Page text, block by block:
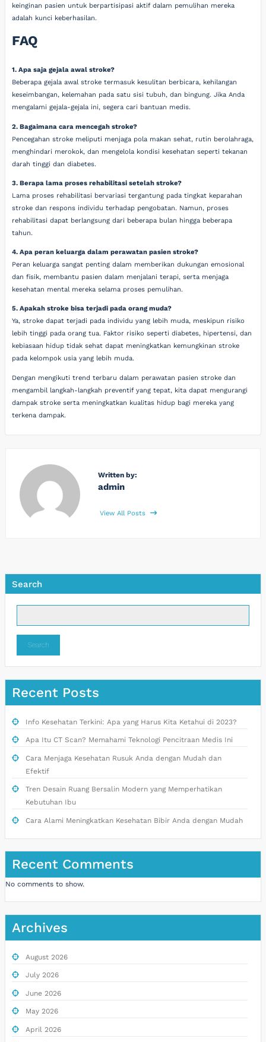
keinginan pasien untuk berpartisipasi aktif dalam pemulihan mereka
adalah kunci keberhasilan.
FAQ
1. Apa saja gejala awal stroke?
Beberapa gejala awal stroke termasuk kesulitan berbicara, kehilangan
keseimbangan, kelemahan pada satu sisi tubuh, dan bingung. Jika Anda
mengalami gejala-gejala ini, segera cari bantuan medis.
2. Bagaimana cara mencegah stroke?
Pencegahan stroke meliputi menjaga pola makan sehat, rutin berolahraga,
menghindari merokok, dan mengelola kondisi kesehatan seperti tekanan
darah tinggi dan diabetes.
3. Berapa lama proses rehabilitasi setelah stroke?
Lama proses rehabilitasi bervariasi tergantung pada tingkat keparahan
stroke dan respons individu terhadap pengobatan. Namun, proses
rehabilitasi dapat berlangsung dari beberapa bulan hingga beberapa
tahun.
4. Apa peran keluarga dalam perawatan pasien stroke?
Peran keluarga sangat penting dalam memberikan dukungan emosional
dan fisik, membantu pasien dalam menjalani terapi, serta menjaga
kesehatan mental mereka selama proses pemulihan.
5. Apakah stroke bisa terjadi pada orang muda?
Ya, stroke dapat terjadi pada individu yang lebih muda, meskipun risiko
lebih tinggi pada orang tua. Faktor risiko seperti diabetes, hipertensi, dan
kebiasaan hidup tidak sehat dapat meningkatkan kemungkinan stroke
pada kelompok usia yang lebih muda.
Dengan mengikuti trend terbaru dalam perawatan pasien stroke dan
mengambil langkah-langkah preventif yang tepat, kita dapat mengurangi
dampak stroke serta meningkatkan kualitas hidup bagi mereka yang
terkena dampak.
Written by:
admin
View All Posts
Search
Search
Recent Posts
Info Kesehatan Terkini: Apa yang Harus Kita Ketahui di 2023?
Apa Itu CT Scan? Memahami Teknologi Pencitraan Medis Ini
Cara Menjaga Kesehatan Rusuk Anda dengan Mudah dan
Efektif
Tren Desain Ruang Bersalin Modern yang Memperhatikan
Kebutuhan Ibu
Cara Alami Meningkatkan Kesehatan Bibir Anda dengan Mudah
Recent Comments
No comments to show.
Archives
August 2026
July 2026
June 2026
May 2026
April 2026